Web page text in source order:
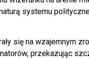
systemu
się na wzajemnym
przekazując